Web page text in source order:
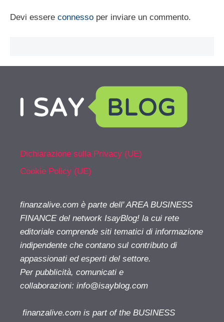
Devi essere connesso per inviare un commento.
Dichiarazione sulla Privacy (UE)
Cookie Policy (UE)
finanzalive.com è parte dell' AREA BUSINESS
FINANCE del network IsayBlog! la cui rete
editoriale comprende siti tematici di informazione
indipendente che contano sul contributo di
appassionati ed esperti del settore.
Per pubblicità, comunicati e
collaborazioni: info@isayblog.com
finanzalive.com is part of the BUSINESS